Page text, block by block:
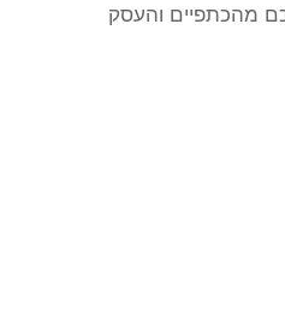
מהכתפיים והעסק